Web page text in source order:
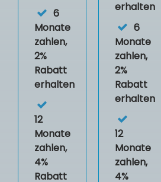
6
Monate
zahlen,
2%
Rabatt
erhalten
12
Monate
zahlen,
4%
Rabatt
erhalten
6
Monate
zahlen,
2%
Rabatt
erhalten
12
Monate
zahlen,
4%